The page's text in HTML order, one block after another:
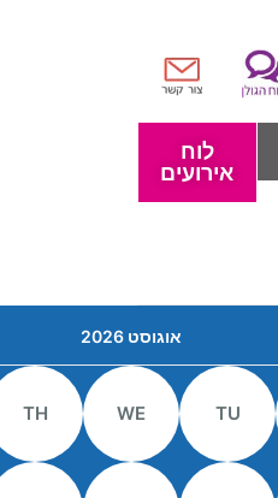
לוח
אירועים
אוגוסט 2026
TU
WE
TH